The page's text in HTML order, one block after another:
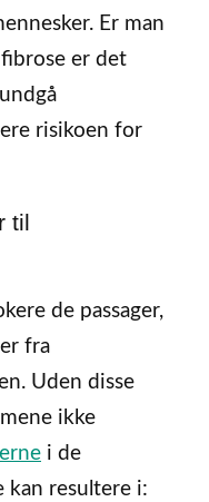
Er man
er det
risikoen for
til
de passager,
fra
Uden disse
ikke
i de
kan resultere i: